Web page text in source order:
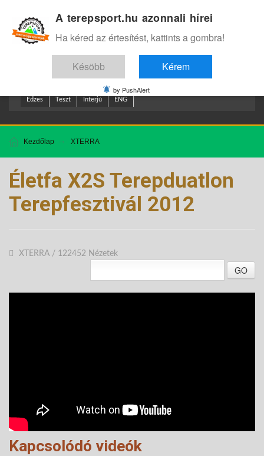
Edzes Teszt Interjú ENG
Kezdőlap XTERRA
Életfa X2S Terepduatlon
Terepfesztivál 2012
XTERRA / 122452 Nézetek
GO
Kapcsolódó videók
A terepsport.hu azonnali hírei
Ha kéred az értesítést, kattints a gombra!
Késöbb Kérem
by PushAlert